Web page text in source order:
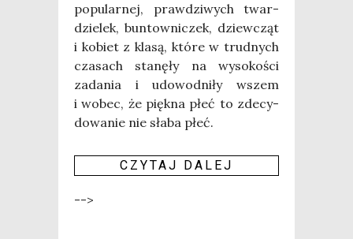
popu­lar­nej, praw­dzi­wych twar­
dzie­lek, bun­tow­ni­czek, dziew­cząt
i kobiet z kla­są, któ­re w trud­nych
cza­sach sta­nę­ły na wyso­ko­ści
zada­nia i udo­wod­ni­ły wszem
i wobec, że pięk­na płeć to zde­cy­
do­wa­nie nie sła­ba płeć.
CZY­TAJ DALEJ
-->